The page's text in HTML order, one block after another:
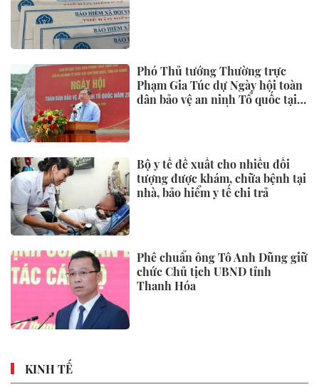
Phó Thủ tướng Thường trực
Phạm Gia Túc dự Ngày hội toàn
dân bảo vệ an ninh Tổ quốc tại
Bộ y tế đề xuất cho nhiều đối
tượng được khám, chữa bệnh tại
nhà, bảo hiểm y tế chi trả
Phê chuẩn ông Tô Anh Dũng giữ
chức Chủ tịch UBND tỉnh
Thanh Hóa
KINH TẾ